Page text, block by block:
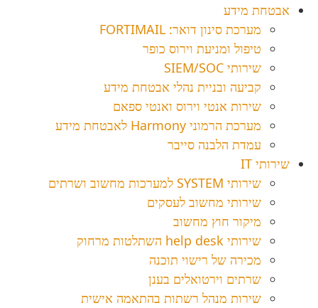
אבטחת מידע
מערכת סינון דואר: FORTIMAIL
טיפול ומניעת וירוס כופר
שירותי SIEM/SOC
קביעה ובניית נהלי אבטחת מידע
שירות אנטי וירוס ואנטי ספאם
מערכת הרמוני Harmony לאבטחת מידע
עמדת הלבנה סייבר
שירותי IT
שירותי SYSTEM למערכות מחשוב ושרתים
שירותי מחשוב לעסקים
מיקור חוץ מחשוב
שירותי help desk השתלטות מרחוק
מכירה של רישוי תוכנה
שרתים וירטואלים בענן
שירות מנהל רשתות בהתאמה אישית